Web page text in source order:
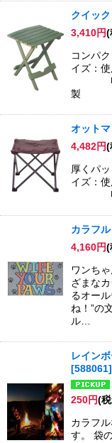
クイッ
3,410円(
コンパ
イズ：
収納
製
オット
4,482円(
厚くパ
イズ：
収納
カラフ
4,160円(
ワンち
ざまな
るオー
ね！”の
ル…
レイン
[588061]
250円(
カラフ
す。 袋